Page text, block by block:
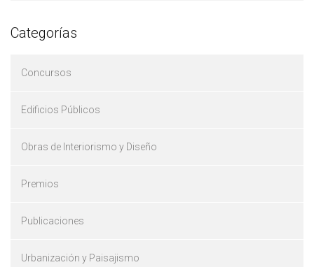
Categorías
Concursos
Edificios Públicos
Obras de Interiorismo y Diseño
Premios
Publicaciones
Urbanización y Paisajismo